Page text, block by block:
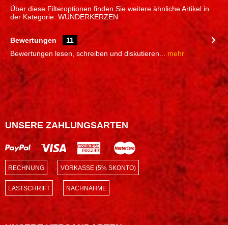
Über diese Filteroptionen finden Sie weitere ähnliche Artikel in
der Kategorie: WUNDERKERZEN
Bewertungen
11
Bewertungen lesen, schreiben und diskutieren...
mehr
UNSERE ZAHLUNGSARTEN
RECHNUNG VORKASSE (5% SKONTO)
LASTSCHRIFT NACHNAHME